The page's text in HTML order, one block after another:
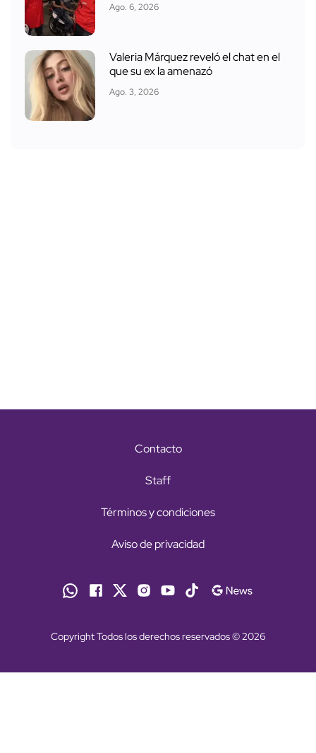
Ago. 6, 2026
Valeria Márquez reveló el chat en el
que su ex la amenazó
Ago. 3, 2026
Contacto
Staff
Términos y condiciones
Aviso de privacidad
Copyright Todos los derechos reservados © 2026